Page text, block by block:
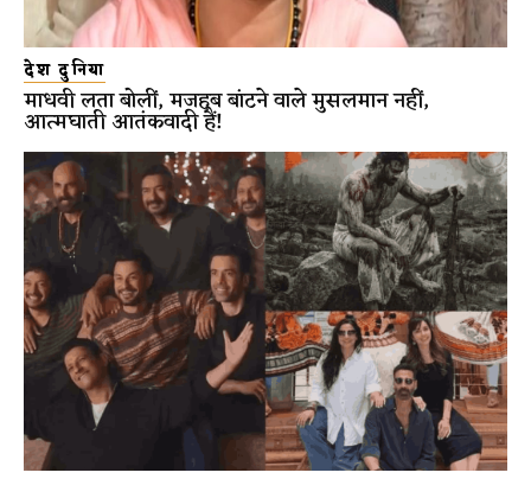
देश दुनिया
माधवी लता बोलीं, मजहब बांटने वाले मुसलमान नहीं,
आत्मघाती आतंकवादी हैं!